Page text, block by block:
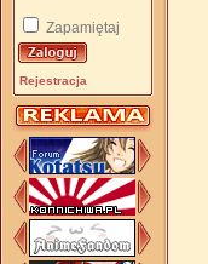
Zapamiętaj
Rejestracja